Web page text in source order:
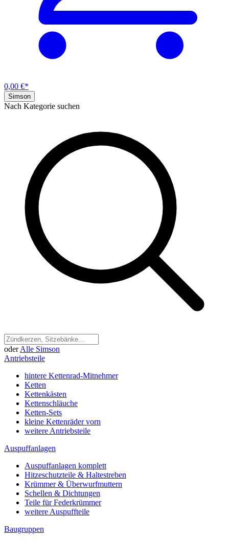
0,00 €*
Simson
Nach Kategorie suchen
oder Alle Simson
Antriebsteile
hintere Kettenrad-Mitnehmer
Ketten
Kettenkästen
Kettenschläuche
Ketten-Sets
kleine Kettenräder vorn
weitere Antriebsteile
Auspuffanlagen
Auspuffanlagen komplett
Hitzeschutzteile & Haltestreben
Krümmer & Überwurfmuttern
Schellen & Dichtungen
Teile für Federkrümmer
weitere Auspuffteile
Baugruppen